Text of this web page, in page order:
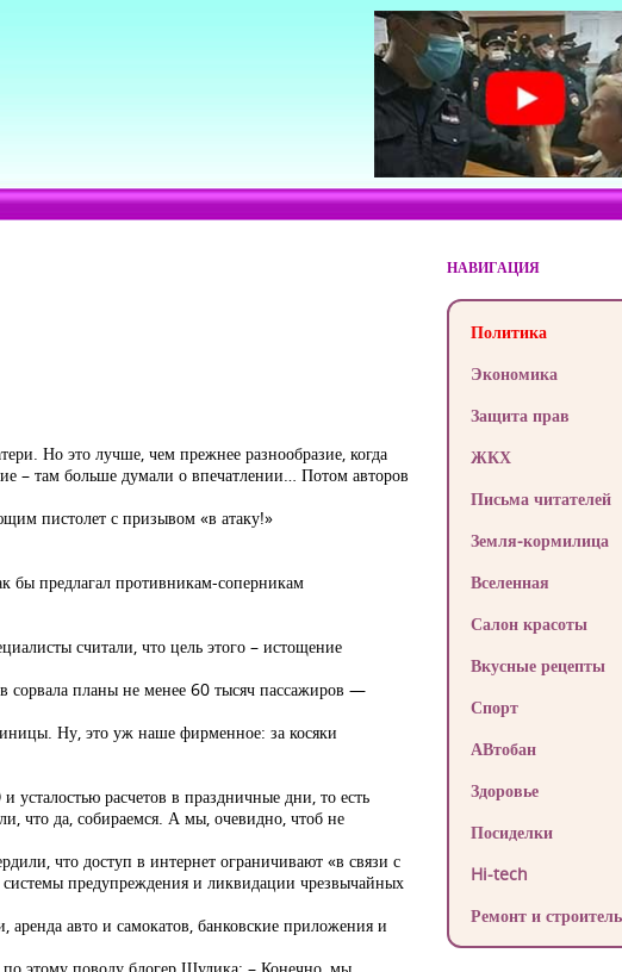
Но это лучше, чем прежнее разнообразие, когда
– там больше думали о впечатлении… Потом авторов
пистолет с призывом «в атаку!»
бы предлагал противникам-соперникам
считали, что цель этого – истощение
сорвала планы не менее 60 тысяч пассажиров —
Ну, это уж наше фирменное: за косяки
расчетов в праздничные дни, то есть
что да, собираемся. А мы, очевидно, чтоб не
что доступ в интернет ограничивают «в связи с
предупреждения и ликвидации чрезвычайных
аренда авто и самокатов, банковские приложения и
НАВИГАЦИЯ
Политика
Экономика
Защита прав
ЖКХ
Письма читателей
Земля-кормилица
Вселенная
Салон красоты
Вкусные рецепты
Спорт
АВтобан
Здоровье
Посиделки
Hi-tech
Ремонт и